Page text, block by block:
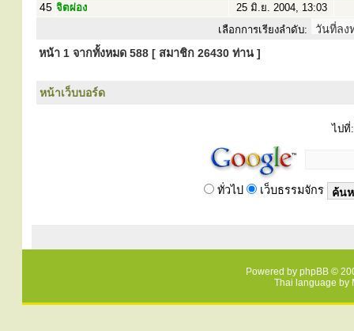
45 จิตผ่อง
25 มิ.ย. 2004, 13:03
เลือกการเรียงลำดับ:
หน้า 1 จากทั้งหมด 588 [ สมาชิก 26430 ท่าน ]
หน้าเว็บบอร์ด
ไปที่:
ทั่วไป เว็บธรรมจักร
Powered by phpBB ©
Thai language by